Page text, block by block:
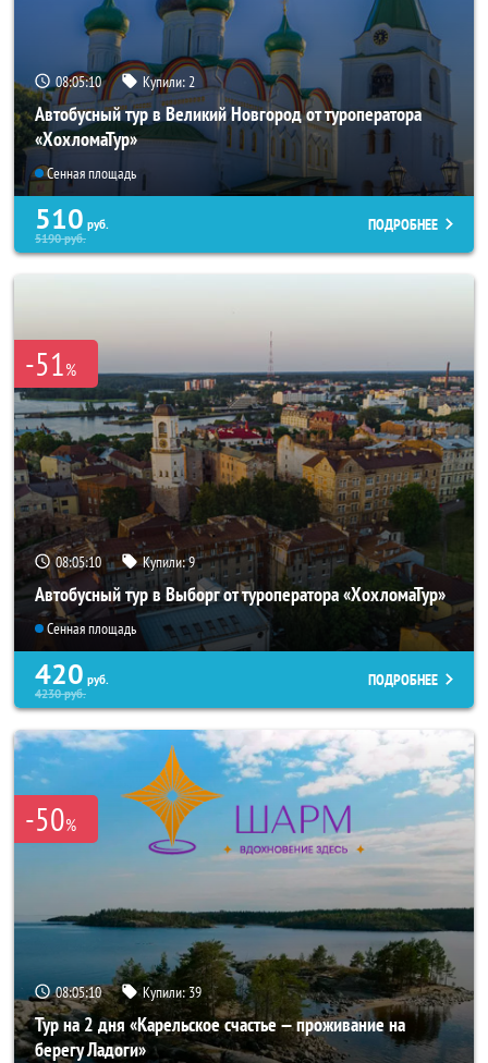
08:05:09 Купили: 2
Автобусный тур в Великий Новгород от туроператора
«ХохломаТур»
Сенная площадь
510 руб.
5190руб.
ПОДРОБНЕЕ
-51%
08:05:09 Купили:9
Автобусный тур в Выборг от туроператора «ХохломаТур»
Сенная площадь
420 руб.
4230руб.
ПОДРОБНЕЕ
-50%
08:05:09 Купили:39
Тур на 2 дня «Карельское счастье — проживание на
берегу Ладоги»